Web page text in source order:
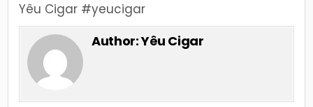
Yêu Cigar #yeucigar
Author:Yêu Cigar